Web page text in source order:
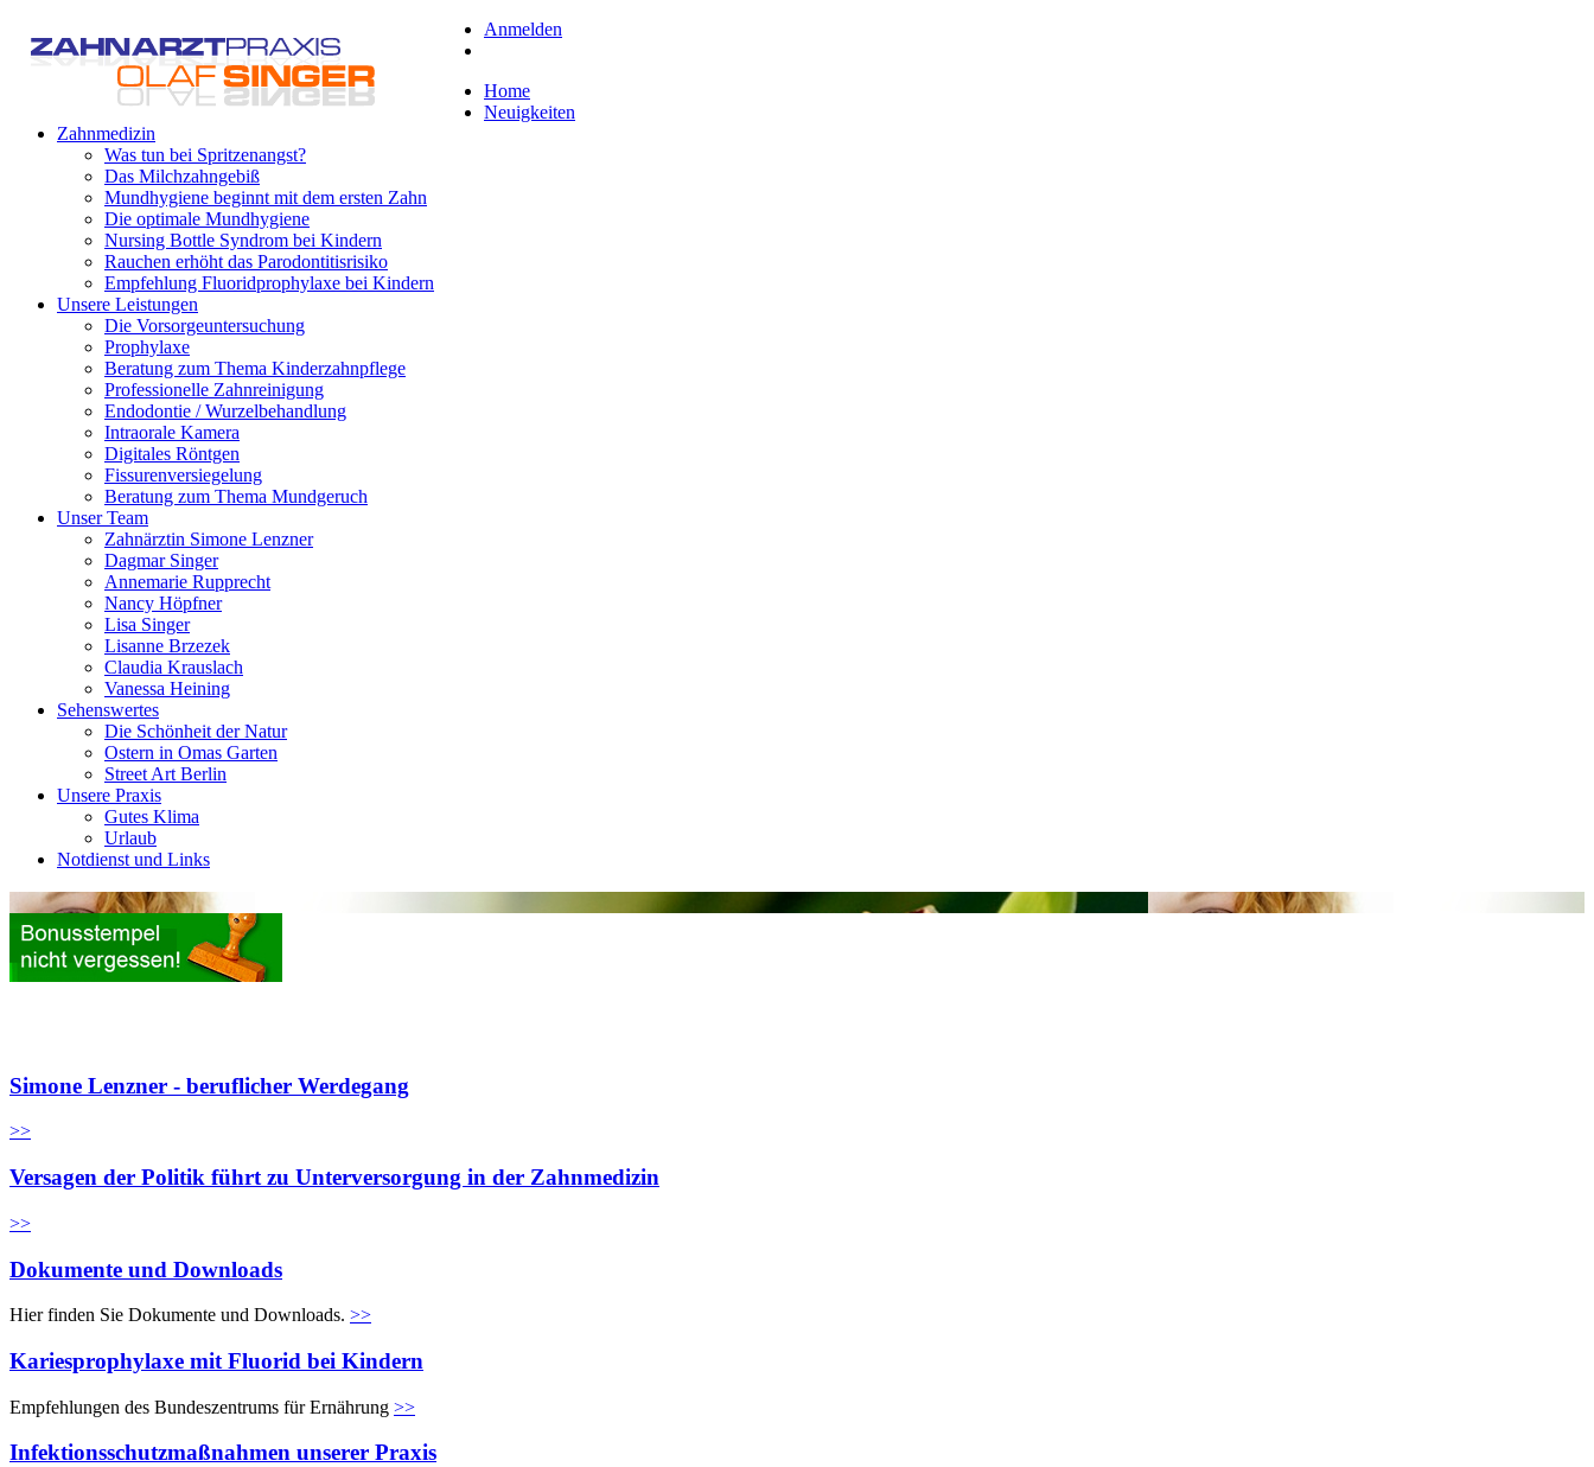
Anmelden
Home
Neuigkeiten
Zahnmedizin
Was tun bei Spritzenangst?
Das Milchzahngebiß
Mundhygiene beginnt mit dem ersten Zahn
Die optimale Mundhygiene
Nursing Bottle Syndrom bei Kindern
Rauchen erhöht das Parodontitisrisiko
Empfehlung Fluoridprophylaxe bei Kindern
Unsere Leistungen
Die Vorsorgeuntersuchung
Prophylaxe
Beratung zum Thema Kinderzahnpflege
Professionelle Zahnreinigung
Endodontie / Wurzelbehandlung
Intraorale Kamera
Digitales Röntgen
Fissurenversiegelung
Beratung zum Thema Mundgeruch
Unser Team
Zahnärztin Simone Lenzner
Dagmar Singer
Annemarie Rupprecht
Nancy Höpfner
Lisa Singer
Lisanne Brzezek
Claudia Krauslach
Vanessa Heining
Sehenswertes
Die Schönheit der Natur
Ostern in Omas Garten
Street Art Berlin
Unsere Praxis
Gutes Klima
Urlaub
Notdienst und Links
Simone Lenzner - beruflicher Werdegang
>>
Versagen der Politik führt zu Unterversorgung in der Zahnmedizin
>>
Dokumente und Downloads
Hier finden Sie Dokumente und Downloads. >>
Kariesprophylaxe mit Fluorid bei Kindern
Empfehlungen des Bundeszentrums für Ernährung >>
Infektionsschutzmaßnahmen unserer Praxis